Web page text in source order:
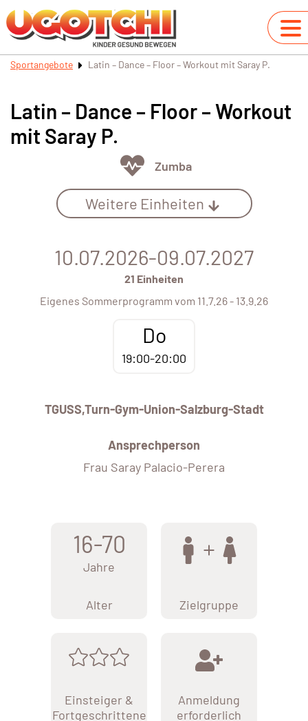
Sportangebote Latin – Dance – Floor – Workout mit Saray P.
Latin – Dance – Floor – Workout
mit Saray P.
Zumba
Weitere Einheiten
10.07.2026-09.07.2027
21 Einheiten
Eigenes Sommerprogramm vom 11.7.26 - 13.9.26
Do
19:00-20:00
TGUSS,Turn-Gym-Union-Salzburg-Stadt
Ansprechperson
Frau Saray Palacio-Perera
16-70
Jahre
Alter Zielgruppe
Einsteiger &
Fortgeschrittene
Anmeldung
erforderlich